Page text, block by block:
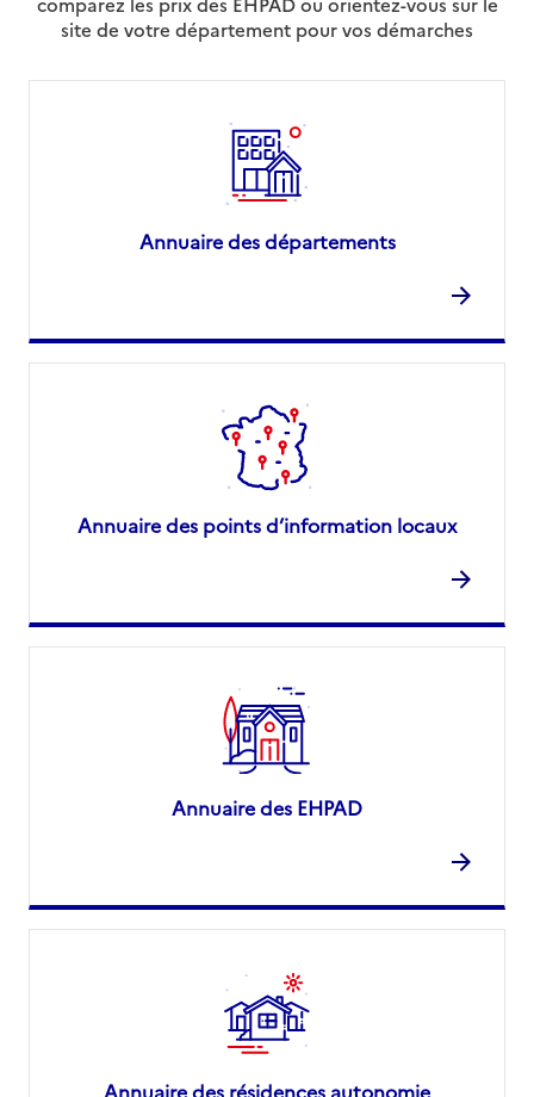
site de votre département pour vos démarches
Annuaire des départements
Annuaire des points d’information locaux
Annuaire des EHPAD
Annuaire des résidences autonomie